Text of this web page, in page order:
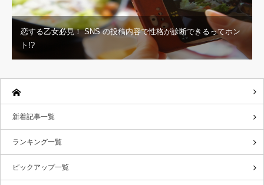
恋する乙女必見！ SNS の投稿内容で性格が診断できるってホン
ト!?
新着記事一覧
ランキング一覧
ピックアップ一覧